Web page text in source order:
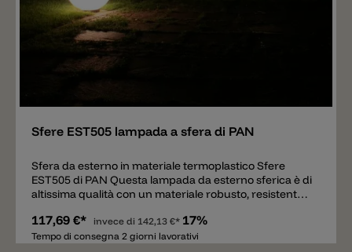
Sfere EST505 lampada a sfera di PAN
Sfera da esterno in materiale termoplastico Sfere
EST505 di PAN Questa lampada da esterno sferica è di
altissima qualità con un materiale robusto, resistente
calmo e distribuito uniformemente. La lampadina E27
(non incluso) all’interno non è visibile. La classe di
117,69 €* invece di 142,13 €* 17%
Tempo di consegna 2 giorni lavorativi